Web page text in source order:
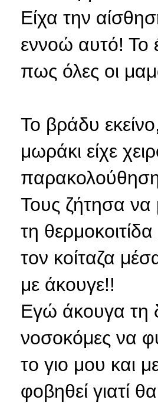
Είχα την
εννοώ αυτό! Το
πως όλες οι
Το βράδυ
μωράκι είχε
Τους ζήτησα
τη
τον κοίταζα
με άκουγε!!
Εγώ άκουγα τη
νοσοκόμες να
το γιο μου και
φοβηθεί γιατί